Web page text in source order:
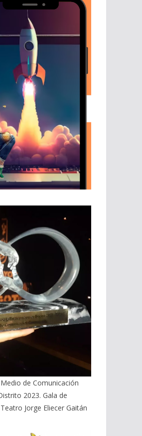
de Comunicación
2023. Gala de
Jorge Eliecer Gaitán